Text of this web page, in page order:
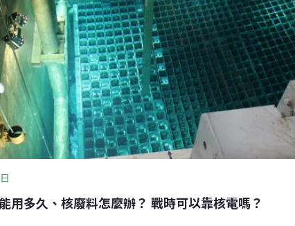
用多久、核廢料怎麼辦？ 戰時可以靠核電嗎？